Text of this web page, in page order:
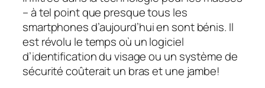
– à tel point que presque tous les
smartphones d’aujourd’hui en sont bénis. Il
est révolu le temps où un logiciel
d’identification du visage ou un système de
sécurité coûterait un bras et une jambe!